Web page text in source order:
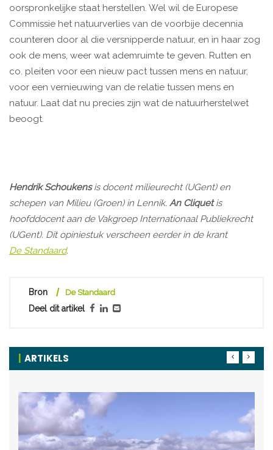
oorspronkelijke staat herstellen. Wel wil de Europese
Commissie het natuurverlies van de voorbije decennia
counteren door al die versnipperde natuur, en in haar zog
ook de mens, weer wat ademruimte te geven. Rutten en
co. pleiten voor een nieuw pact tussen mens en natuur,
voor een vernieuwing van de relatie tussen mens en
natuur. Laat dat nu precies zijn wat de natuurherstelwet
beoogt.
Hendrik Schoukensis docent milieurecht (UGent) en
schepen van Milieu (Groen) in Lennik. An Cliquetis
hoofddocent aan de Vakgroep Internationaal Publiekrecht
(UGent). Dit opiniestuk verscheen eerder in de krant
De Standaard.
Bron De Standaard
Deel dit artikel
ARTIKELS